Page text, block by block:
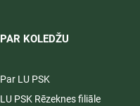
PAR KOLEDŽU
Par LU PSK
LU PSK Rēzeknes filiāle